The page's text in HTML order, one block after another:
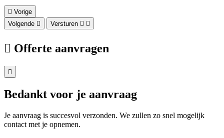
Vorige
Volgende
Versturen
Offerte aanvragen
Bedankt voor je aanvraag
Je aanvraag is succesvol verzonden. We zullen zo snel mogelijk
contact met je opnemen.